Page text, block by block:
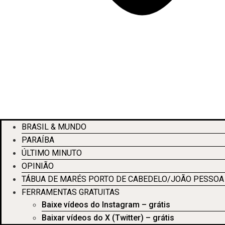
BRASIL & MUNDO
PARAÍBA
ÚLTIMO MINUTO
OPINIÃO
TÁBUA DE MARÉS PORTO DE CABEDELO/JOÃO
FERRAMENTAS GRATUITAS
Baixe vídeos do Instagram – grátis
Baixar vídeos do X (Twitter) – grátis